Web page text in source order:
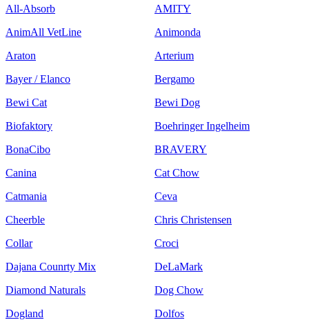
All-Absorb
AMITY
AnimAll VetLine
Animonda
Araton
Arterium
Bayer / Elanco
Bergamo
Bewi Cat
Bewi Dog
Biofaktory
Boehringer Ingelheim
BonaCibo
BRAVERY
Canina
Cat Chow
Catmania
Ceva
Cheerble
Chris Christensen
Collar
Croci
Dajana Counrty Mix
DeLaMark
Diamond Naturals
Dog Chow
Dogland
Dolfos